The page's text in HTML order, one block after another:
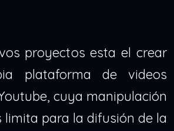
proyectos esta el crear
plataforma de videos
cuya manipulación
limita para la difusión de la